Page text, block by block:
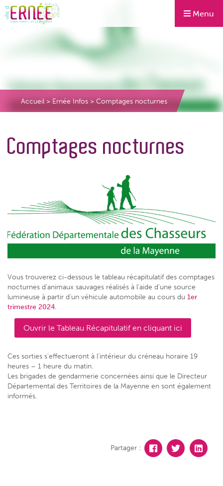
Menu
Accueil>Ernée Infos>Comptages nocturnes
Comptages nocturnes
Vous trouverez ci-dessous le tableau récapitulatif des comptages
nocturnes d’animaux sauvages réalisés à l’aide d’une source
lumineuse à partir d’un véhicule automobile au cours du 1er
trimestre 2024.
Ouvrir le Tableau Récapitulatif en cliquant ici
Ces sorties s’effectueront à l’intérieur du créneau horaire 19
heures – 1 heure du matin.
Les brigades de gendarmerie concernées ainsi que le Directeur
Départemental des Territoires de la Mayenne en sont également
informés.
Partager :